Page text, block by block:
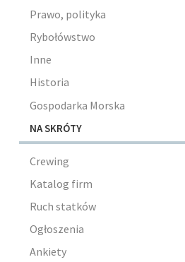
Prawo, polityka
Rybołówstwo
Inne
Historia
Gospodarka Morska
NA SKRÓTY
Crewing
Katalog firm
Ruch statków
Ogłoszenia
Ankiety